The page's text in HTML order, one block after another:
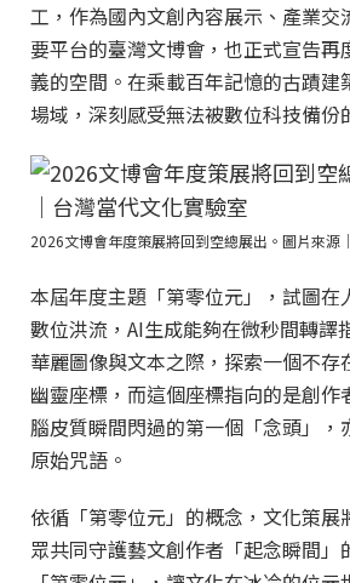
工，作為國內文創內容展示、產業交
要平台的臺灣文博會，也正式宣告再
義的空間。在乘載百年記憶的古蹟建
場域，深刻感受無法被數位科技備份
2026文博會年度策展將回到空總展出。圖片來源
本屆年度主題「第零位元」，試圖在
數位洪流，AI生成能夠在微秒間轉譯
華麗圖像與文本之際，探索一個不存
幽靈座標，而這個座標指向的是創作
腦皮質瞬間閃過的第一個「念頭」，
原始咒語。
依循「第零位元」的概念，文化策展
眾共同守護藝文創作者「起念瞬間」